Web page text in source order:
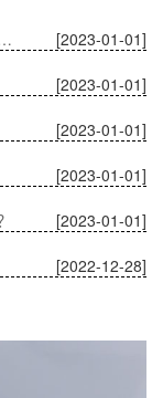
[2023-01-01]
CNC加工明显的特征有哪些
[2023-01-01]
[2023-01-01]
[2023-01-01]
[2023-01-01]
[2022-12-28]